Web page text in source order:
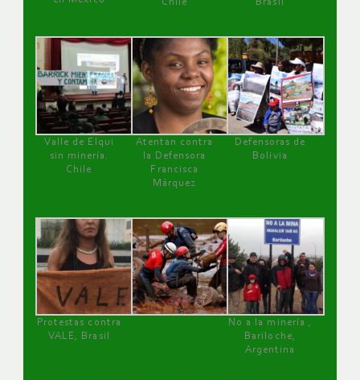
Valle de Elqui
sin minería.
Chile
Atentan contra
la Defensora
Francisca
Márquez
Defensoras de
Bolivia
Protestas contra
VALE, Brasil
No a la minería ,
Bariloche,
Argentina